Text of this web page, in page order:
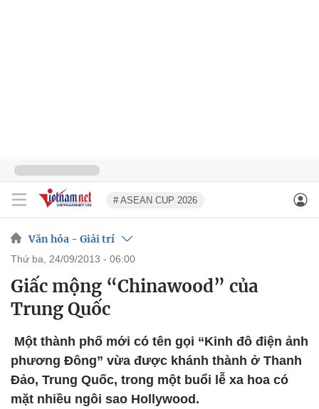
# ASEAN CUP 2026
Văn hóa - Giải trí
thứ ba, 24/09/2013 - 06:00
Giấc mộng “Chinawood” của
Trung Quốc
Một thành phố mới có tên gọi “Kinh đô điện ảnh
phương Đông” vừa được khánh thành ở Thanh
Đảo, Trung Quốc, trong một buổi lễ xa hoa có
mặt nhiều ngôi sao Hollywood.